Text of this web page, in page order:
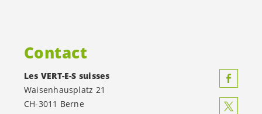
Contact
Les VERT-E-S suisses
Waisenhausplatz 21
CH-3011 Berne